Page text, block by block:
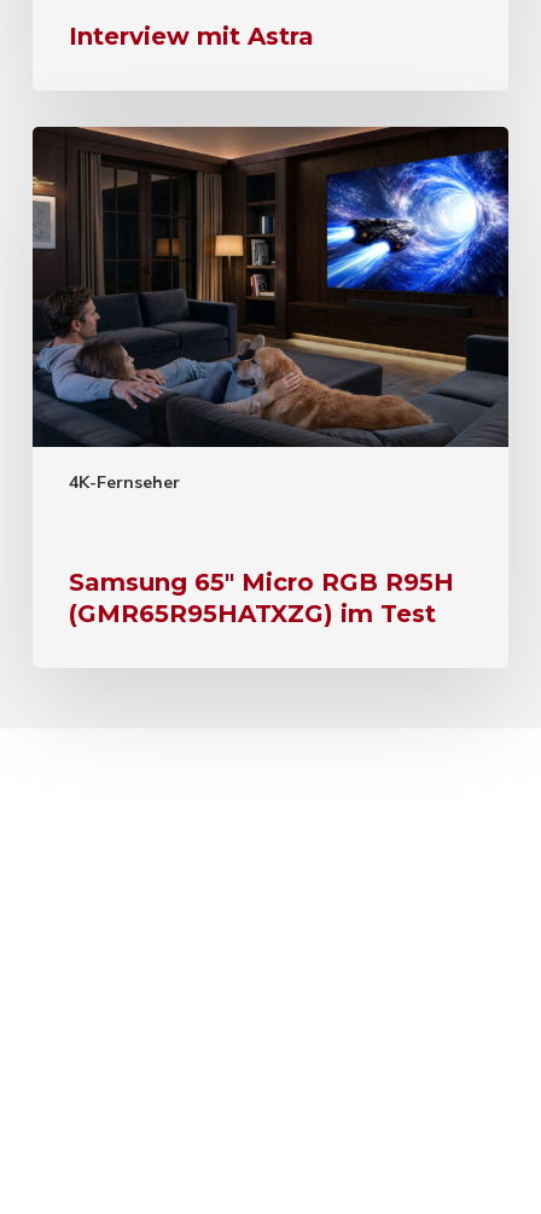
Interview mit Astra
4K-Fernseher
Samsung 65″ Micro RGB R95H
(GMR65R95HATXZG) im Test